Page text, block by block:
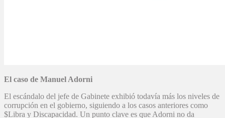
El caso de Manuel Adorni
El escándalo del jefe de Gabinete exhibió todavía más los niveles de
corrupción en el gobierno, siguiendo a los casos anteriores como
$Libra y Discapacidad. Un punto clave es que Adorni no da